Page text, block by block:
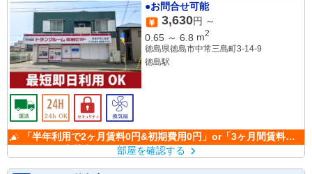
●お問合せ可能
3,630円 ～
0.65 ～ 6.8 m2
徳島県徳島市中常三島町3-14-9
徳島駅
部屋を確認する